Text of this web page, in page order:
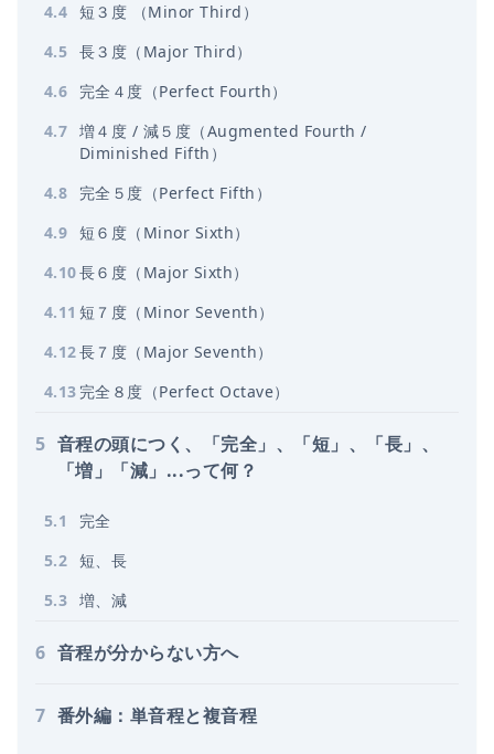
4.4
短３度 （Minor Third）
4.5 長３度（Major Third）
4.6
完全４度（Perfect Fourth）
4.7 増４度 / 減５度（Augmented Fourth /
Diminished Fifth）
4.8
完全５度（Perfect Fifth）
4.9
短６度（Minor Sixth）
4.10長６度（Major Sixth）
4.11 短７度（Minor Seventh）
4.12長７度（Major Seventh）
4.13 完全８度（Perfect Octave）
5 音程の頭につく、「完全」、「短」、「長」、
「増」「減」...って何？
5.1
完全
5.2
短、長
5.3 増、減
6 音程が分からない方へ
7 番外編：単音程と複音程